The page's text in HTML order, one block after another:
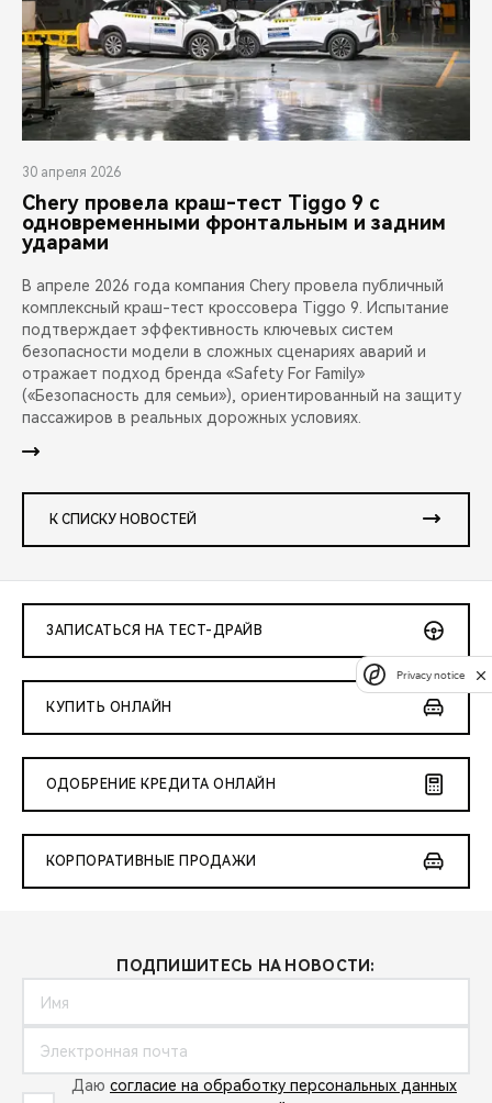
30 апреля 2026
Chery провела краш-тест Tiggo 9 с
одновременными фронтальным и задним
ударами
В апреле 2026 года компания Chery провела публичный
комплексный краш-тест кроссовера Tiggo 9. Испытание
подтверждает эффективность ключевых систем
безопасности модели в сложных сценариях аварий и
отражает подход бренда «Safety For Family»
(«Безопасность для семьи»), ориентированный на защиту
пассажиров в реальных дорожных условиях.
К СПИСКУ НОВОСТЕЙ
ЗАПИСАТЬСЯ НА ТЕСТ-ДРАЙВ
КУПИТЬ ОНЛАЙН
ОДОБРЕНИЕ КРЕДИТА ОНЛАЙН
КОРПОРАТИВНЫЕ ПРОДАЖИ
ПОДПИШИТЕСЬ НА НОВОСТИ:
Даю согласие на обработку персональных данных
Privacy notice